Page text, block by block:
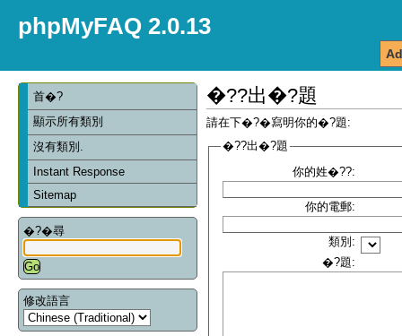
phpMyFAQ 2.0.13
首�?
顯示所有類別
沒有類別.
Instant Response
Sitemap
�?�尋
修改語言
�??出�?題
請在下�?�寫明你的�?題:
�??出�?題
你的姓�??:
你的電郵:
類別:
�?題: